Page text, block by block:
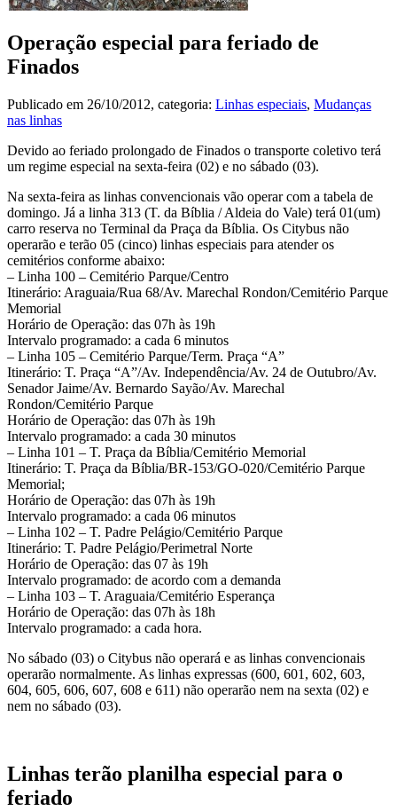
Operação especial para feriado de
Finados
Publicado em 26/10/2012, categoria: Linhas especiais, Mudanças
nas linhas
Devido ao feriado prolongado de Finados o transporte coletivo terá
um regime especial na sexta-feira (02) e no sábado (03).
Na sexta-feira as linhas convencionais vão operar com a tabela de
domingo. Já a linha 313 (T. da Bíblia / Aldeia do Vale) terá 01(um)
carro reserva no Terminal da Praça da Bíblia. Os Citybus não
operarão e terão 05 (cinco) linhas especiais para atender os
cemitérios conforme abaixo:
– Linha 100 – Cemitério Parque/Centro
Itinerário: Araguaia/Rua 68/Av. Marechal Rondon/Cemitério Parque
Memorial
Horário de Operação: das 07h às 19h
Intervalo programado: a cada 6 minutos
– Linha 105 – Cemitério Parque/Term. Praça “A”
Itinerário: T. Praça “A”/Av. Independência/Av. 24 de Outubro/Av.
Senador Jaime/Av. Bernardo Sayão/Av. Marechal
Rondon/Cemitério Parque
Horário de Operação: das 07h às 19h
Intervalo programado: a cada 30 minutos
– Linha 101 – T. Praça da Bíblia/Cemitério Memorial
Itinerário: T. Praça da Bíblia/BR-153/GO-020/Cemitério Parque
Memorial;
Horário de Operação: das 07h às 19h
Intervalo programado: a cada 06 minutos
– Linha 102 – T. Padre Pelágio/Cemitério Parque
Itinerário: T. Padre Pelágio/Perimetral Norte
Horário de Operação: das 07 às 19h
Intervalo programado: de acordo com a demanda
– Linha 103 – T. Araguaia/Cemitério Esperança
Horário de Operação: das 07h às 18h
Intervalo programado: a cada hora.
No sábado (03) o Citybus não operará e as linhas convencionais
operarão normalmente. As linhas expressas (600, 601, 602, 603,
604, 605, 606, 607, 608 e 611) não operarão nem na sexta (02) e
nem no sábado (03).
Linhas terão planilha especial para o
feriado